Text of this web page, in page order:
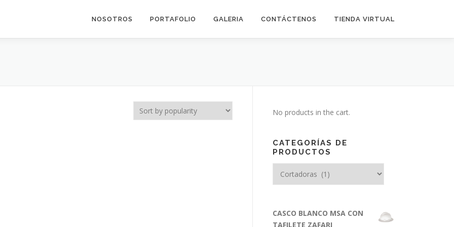
NOSOTROS PORTAFOLIO GALERIA CONTÁCTENOS TIENDA VIRTUAL
No products in the cart.
CATEGORÍAS DE
PRODUCTOS
CASCO BLANCO MSA CON
TAFILETE ZAFARI